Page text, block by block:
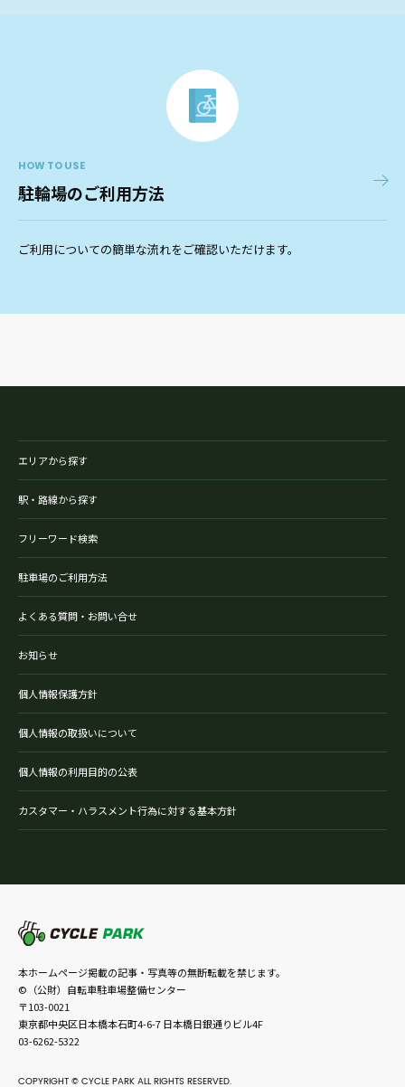
HOW TO USE
駐輪場のご利用方法
ご利用についての簡単な流れをご確認いただけます。
エリアから探す
駅・路線から探す
フリーワード検索
駐車場のご利用方法
よくある質問・お問い合せ
お知らせ
個人情報保護方針
個人情報の取扱いについて
個人情報の利用目的の公表
カスタマー・ハラスメント行為に対する基本方針
本ホームページ掲載の記事・写真等の無断転載を禁じます。
©（公財）自転車駐車場整備センター
〒103-0021
東京都中央区日本橋本石町4-6-7 日本橋日銀通りビル4F
03-6262-5322
COPYRIGHT © CYCLE PARK ALL RIGHTS RESERVED.